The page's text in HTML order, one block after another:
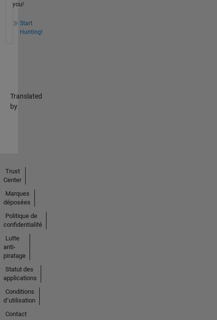
you!
Start
Hunting!
Translated
by
Trust
Center
Marques
déposées
Politique de
confidentialité
Lutte
anti-
piratage
Statut des
applications
Conditions
d՚utilisation
Contact